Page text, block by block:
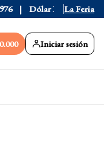
Dólar Blue $1530
La Feria
Iniciar sesión